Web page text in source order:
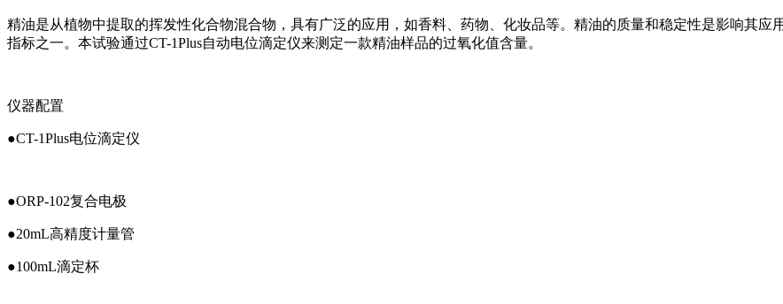
精油是从植物中提取的挥发性化合物混合物，具有广泛的应用，如香料、药物、化妆品等。精油的质量和稳定性是影响其
指标之一。本试验通过CT-1Plus自动电位滴定仪来测定一款精油样品的过氧化值含量。
仪器配置
●CT-1Plus电位滴定仪
●ORP-102复合电极
●20mL高精度计量管
●100mL滴定杯